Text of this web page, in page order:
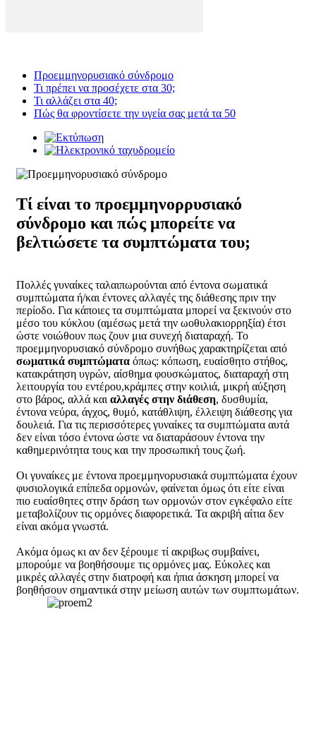
Προεμμηνορυσιακό σύνδρομο
Τι πρέπει να προσέχετε στα 30;
Τι αλλάζει στα 40;
Πώς θα φροντίσετε την υγεία σας μετά τα 50
Τί είναι το προεμμηνορρυσιακό
σύνδρομο και πώς μπορείτε να
βελτιώσετε τα συμπτώματα του;
Πολλές γυναίκες ταλαιπωρούνται από έντονα σωματικά
συμπτώματα ή/και έντονες αλλαγές της διάθεσης πριν την
περίοδο. Για κάποιες τα συμπτώματα μπορεί να ξεκινούν στο
μέσο του κύκλου (αμέσως μετά την ωοθυλακιορρηξία) έτσι
ώστε νοιώθουν πως ζουν μια συνεχή διαταραχή. Το
προεμμηνορυσιακό σύνδρομο συνήθως χαρακτηρίζεται από
σωματικά συμπτώματα όπως: κόπωση, ευαίσθητο στήθος,
κατακράτηση υγρών, αίσθημα φουσκώματος, διαταραχή στη
λειτουργία του εντέρου,κράμπες στην κοιλιά, μικρή αύξηση
στο βάρος, αλλά και αλλαγές στην διάθεση, δυσθυμία,
έντονα νεύρα, άγχος, θυμό, κατάθλιψη, έλλειψη διάθεσης για
δουλειά. Για τις περισσότερες γυναίκες τα συμπτώματα αυτά
δεν είναι τόσο έντονα ώστε να διαταράσουν έντονα την
καθημερινότητα τους και την προσωπική τους ζωή.
Οι γυναίκες με έντονα προεμμηνορυσιακά συμπτώματα έχουν
φυσιολογικά επίπεδα ορμονών, φαίνεται όμως ότι είτε είναι
πιο ευαίσθητες στην δράση των ορμονών στον εγκέφαλο είτε
μεταβολίζουν τις ορμόνες διαφορετικά. Τα ακριβή αίτια δεν
είναι ακόμα γνωστά.
Ακόμα όμως κι αν δεν ξέρουμε τί ακριβως συμβαίνει,
μπορούμε να βοηθήσουμε τις ορμόνες μας. Εύκολες και
μικρές αλλαγές στην διατροφή και ήπια άσκηση μπορεί να
βοηθήσουν σημαντικά στην μείωση αυτών των συμπτωμάτων.